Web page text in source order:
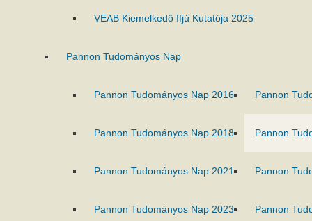
VEAB Kiemelkedő Ifjú Kutatója 2025
Pannon Tudományos Nap
Pannon Tudományos Nap 2016 Pannon
Pannon Tudományos Nap 2018 Pannon
Pannon Tudományos Nap 2021 Pannon
Pannon Tudományos Nap 2023 Pannon